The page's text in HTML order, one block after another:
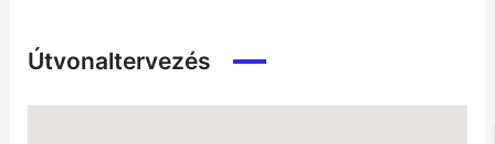
Útvonaltervezés